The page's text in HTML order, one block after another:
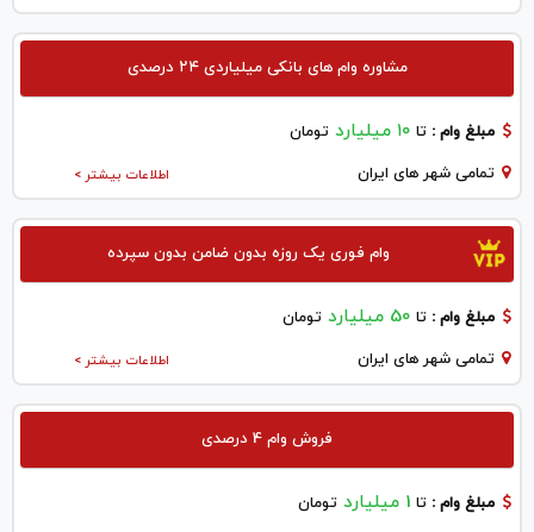
مشاوره وام های بانکی میلیاردی ۲۴ درصدی
مبلغ وام : تا ۱۰ میلیارد تومان
اطلاعات بیشتر > تمامی شهر های ایران
وام فوری یک روزه بدون ضامن بدون سپرده
مبلغ وام : تا 50 میلیارد تومان
اطلاعات بیشتر > تمامی شهر های ایران
فروش وام 4 درصدی
مبلغ وام : تا 1 میلیارد تومان